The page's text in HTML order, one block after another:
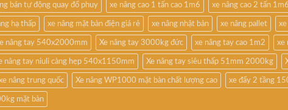
bán tự động quay đổ phuy xe nâng cao 1 tấn cao 1m6 xe nâng cao 2 tấn 1m6
hạ thấp xe nâng mặt bàn điện giá rẻ xe nâng nhật bản xe nâng pallet xe
nâng tay 540x2000mm Xe nâng tay 3000kg đức xe nâng tay cao 1m2 xe
nâng tay niuli càng hẹp 540x1150mm Xe nâng tay siêu thấp 51mm 2000kg
nâng trung quốc Xe nâng WP1000 mặt bàn chất lượng cao xe đẩy 2 tầng
mặt bàn